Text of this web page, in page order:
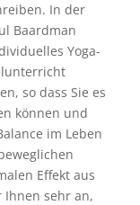
In der
Baardman
Yoga-
so dass Sie es
können und
im Leben
Effekt aus
sehr an,